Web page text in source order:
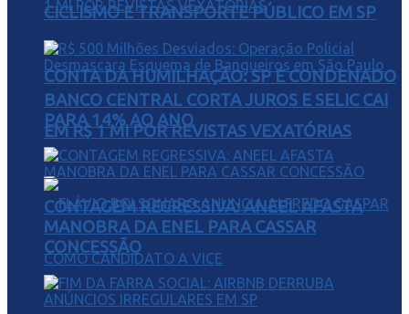
CONTA DA HUMILHAÇÃO: SP É CONDENADO
EM R$ 1 MI POR REVISTAS VEXATÓRIAS
CICLISMO E TRANSPORTE PÚBLICO EM SP
BANCO CENTRAL CORTA JUROS E SELIC CAI
PARA 14% AO ANO
CONTAGEM REGRESSIVA: ANEEL AFASTA
MANOBRA DA ENEL PARA CASSAR
CONCESSÃO